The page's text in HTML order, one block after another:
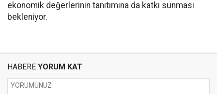
ekonomik değerlerinin tanıtımına da katkı sunması
bekleniyor.
HABERE YORUM KAT